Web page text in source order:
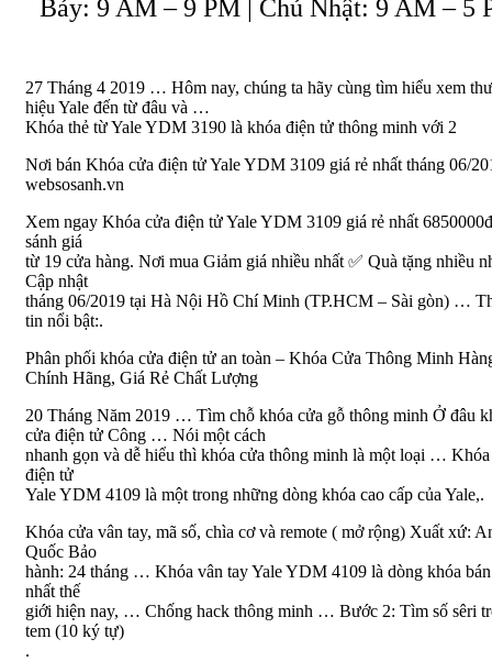
Bảy: 9 AM – 9 PM | Chủ Nhật: 9 AM – 5
27 Tháng 4 2019 … Hôm nay, chúng ta hãy cùng tìm hiểu xem
hiệu Yale đến từ đâu và …
Khóa thẻ từ Yale YDM 3190 là khóa điện tử thông minh với 2
Nơi bán Khóa cửa điện tử Yale YDM 3109 giá rẻ nhất tháng 06/
websosanh.vn
Xem ngay Khóa cửa điện tử Yale YDM 3109 giá rẻ nhất
sánh giá
từ 19 cửa hàng. Nơi mua Giảm giá nhiều nhất ✅ Quà tặng nhiều
Cập nhật
tháng 06/2019 tại Hà Nội Hồ Chí Minh (TP.HCM – Sài gòn) …
tin nổi bật:.
Phân phối khóa cửa điện tử an toàn – Khóa Cửa Thông Minh
Chính Hãng, Giá Rẻ Chất Lượng
20 Tháng Năm 2019 … Tìm chỗ khóa cửa gỗ thông minh Ở đâu
cửa điện tử Công … Nói một cách
nhanh gọn và dễ hiểu thì khóa cửa thông minh là một loại …
điện tử
Yale YDM 4109 là một trong những dòng khóa cao cấp của Yale,.
Khóa cửa vân tay, mã số, chìa cơ và remote ( mở rộng) Xuất xứ:
Quốc Bảo
hành: 24 tháng … Khóa vân tay Yale YDM 4109 là dòng khóa
nhất thế
giới hiện nay, … Chống hack thông minh … Bước 2: Tìm số sêri
tem (10 ký tự)
.